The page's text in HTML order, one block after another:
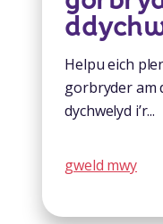
Helpu eich
gorbryder am
dychwelyd i’r...
gweld mwy